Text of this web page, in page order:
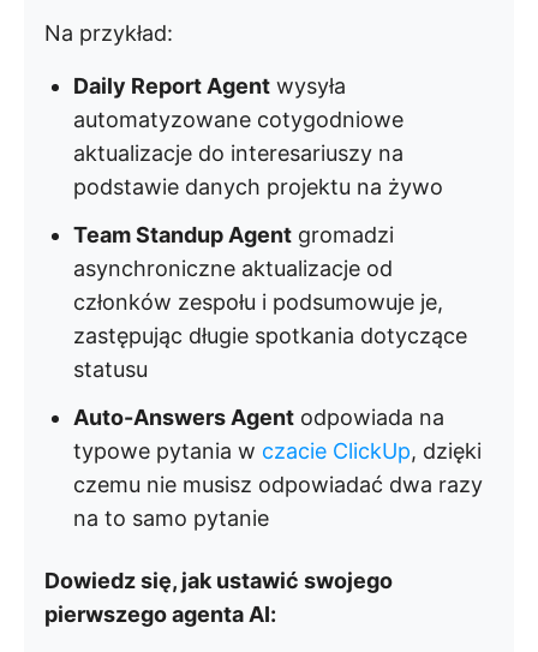
Na przykład:
Daily Report Agent wysyła
automatyzowane cotygodniowe
aktualizacje do interesariuszy na
podstawie danych projektu na żywo
Team Standup Agent gromadzi
asynchroniczne aktualizacje od
członków zespołu i podsumowuje je,
zastępując długie spotkania dotyczące
statusu
Auto-Answers Agent odpowiada na
typowe pytania w czacie ClickUp, dzięki
czemu nie musisz odpowiadać dwa razy
na to samo pytanie
Dowiedz się, jak ustawić swojego
pierwszego agenta AI: